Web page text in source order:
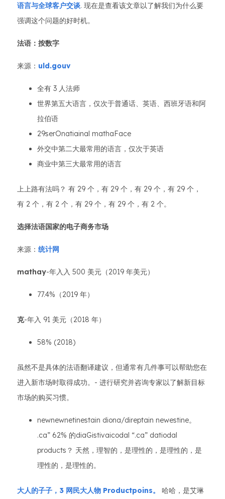
语言与全球客户交谈. 现在是查看该文章以了解我们为什么要
强调这个问题的好时机。
法语：按数字
来源： uld.gouv
全有 3 人法师
世界第五大语言，仅次于普通话、英语、西班牙语和阿
拉伯语
29serOnatiainal mathaFace
外交中第二大最常用的语言，仅次于英语
商业中第三大最常用的语言
上上路有法吗？ 有 29 个，有 29 个，有 29 个，有 29 个，
有 2 个，有 2 个，有 29 个，有 29 个，有 2 个。
选择法语国家的电子商务市场
来源： 统计网
mathay-年入入 500 美元（2019 年美元）
77.4%（2019 年）
克-年入 91 美元（2018 年）
58% (2018)
虽然不是具体的法语翻译建议，但通常有几件事可以帮助您在
进入新市场时取得成功。- 进行研究并咨询专家以了解新目标
市场的购买习惯。
newnewnetinestain diona/direptain newestine。
.ca” 62% 的diaGistivaicodal “.ca” datiodal
products？ 天然，理智的，是理性的，是理性的，是
理性的，是理性的。
大人的子子，3 网民大人物 Productpoins。 哈哈，是艾琳